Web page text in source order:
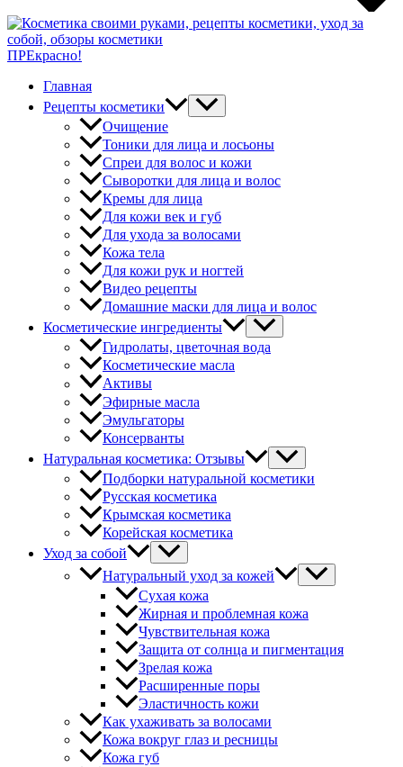
ПРЕкрасно!
Главная
Рецепты косметики
Очищение
Тоники для лица и лосьоны
Спреи для волос и кожи
Сыворотки для лица и волос
Кремы для лица
Для кожи век и губ
Для ухода за волосами
Кожа тела
Для кожи рук и ногтей
Видео рецепты
Домашние маски для лица и волос
Косметические ингредиенты
Гидролаты, цветочная вода
Косметические масла
Активы
Эфирные масла
Эмульгаторы
Консерванты
Натуральная косметика: Отзывы
Подборки натуральной косметики
Русская косметика
Крымская косметика
Корейская косметика
Уход за собой
Натуральный уход за кожей
Сухая кожа
Жирная и проблемная кожа
Чувствительная кожа
Защита от солнца и пигментация
Зрелая кожа
Расширенные поры
Эластичность кожи
Как ухаживать за волосами
Кожа вокруг глаз и ресницы
Кожа губ